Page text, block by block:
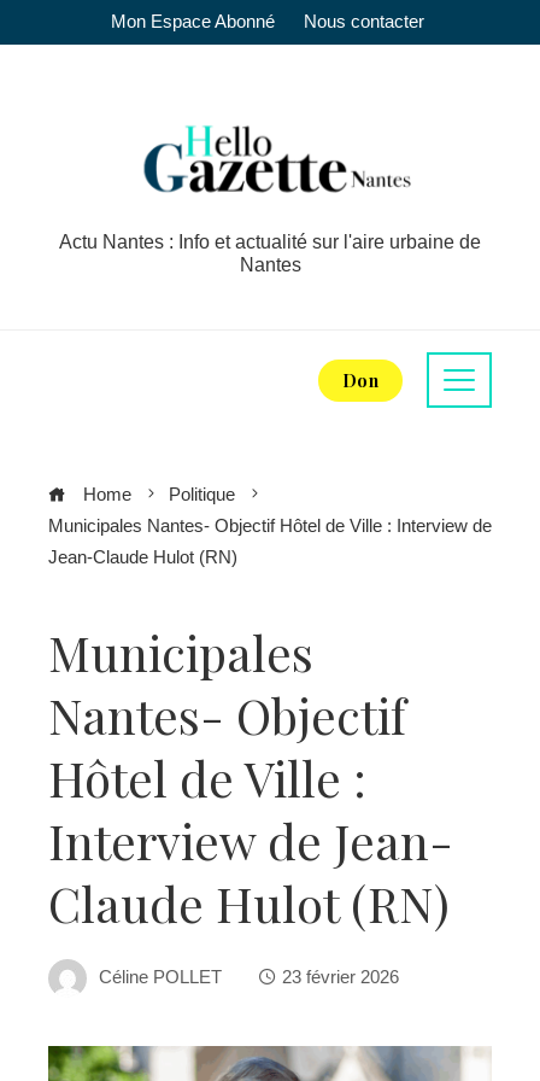
Mon Espace Abonné Nous contacter
Actu Nantes : Info et actualité sur l'aire urbaine de
Nantes
Don
Home
Politique
Municipales Nantes- Objectif Hôtel de Ville : Interview de
Jean-Claude Hulot (RN)
Municipales
Nantes- Objectif
Hôtel de Ville :
Interview de Jean-
Claude Hulot (RN)
Céline POLLET 23 février 2026